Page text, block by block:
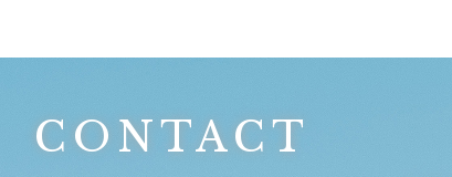
CONTACT